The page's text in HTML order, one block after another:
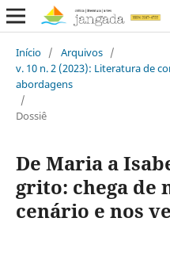
Início / Arquivos /
v. 10 n. 2 (2023): Literatura de
abordagens
/
Dossiê
De Maria a
grito: chega de
cenário e nos